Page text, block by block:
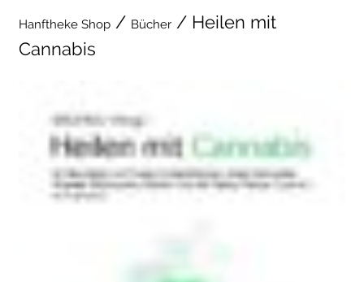
Hanftheke Shop / Bücher / Heilen mit
Cannabis